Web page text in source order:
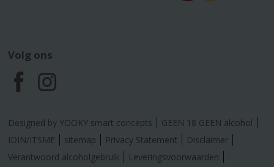
Volg ons
F
a
c
I
n
s
Designed by YOOKY smart concepts
GEEN 18 GEEN alcohol
IDIN/ITSME
sitemap Privacy Statement
Disclaimer
Verantwoord alcoholgebruik
Leveringsvoorwaarden